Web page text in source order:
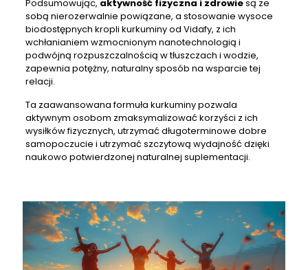
Podsumowując, aktywność fizyczna i zdrowiesą ze
sobą nierozerwalnie powiązane, a stosowanie wysoce
biodostępnych kropli kurkuminy od Vidafy, z ich
wchłanianiem wzmocnionym nanotechnologią i
podwójną rozpuszczalnością w tłuszczach i wodzie,
zapewnia potężny, naturalny sposób na wsparcie tej
relacji.
Ta zaawansowana formuła kurkuminy pozwala
aktywnym osobom zmaksymalizować korzyści z ich
wysiłków fizycznych, utrzymać długoterminowe dobre
samopoczucie i utrzymać szczytową wydajność dzięki
naukowo potwierdzonej naturalnej suplementacji.